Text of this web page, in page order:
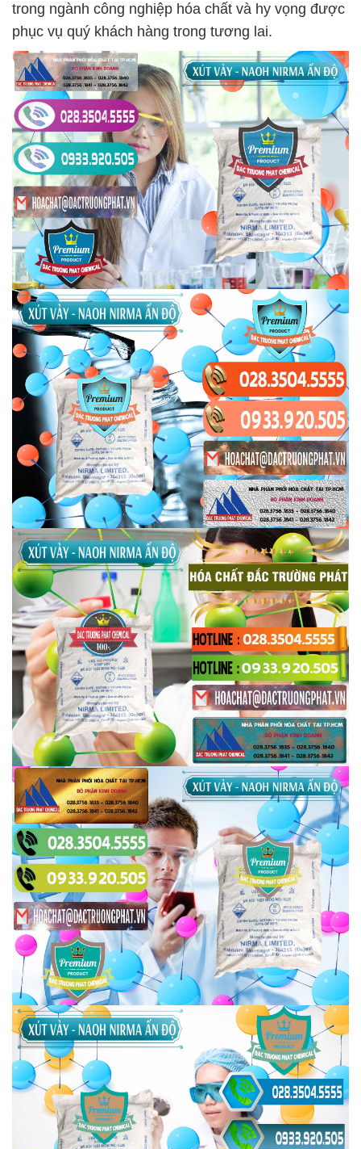
trong ngành công nghiệp hóa chất và hy vọng được
phục vụ quý khách hàng trong tương lai.